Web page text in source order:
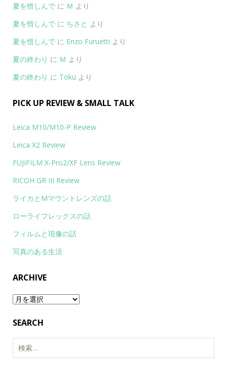
夏を惜しんで に Ｍ より
夏を惜しんで に ちさと より
夏を惜しんで に Enzo Furuetti より
夏の終わり に Ｍ より
夏の終わり に Toku より
PICK UP REVIEW & SMALL TALK
Leica M10/M10-P Review
Leica X2 Review
FUJIFILM X-Pro2/XF Lens Review
RICOH GR III Review
ライカとMマウントレンズの話
ローライフレックスの話
フィルムと現像の話
写真のある生活
ARCHIVE
Archive
SEARCH
索: